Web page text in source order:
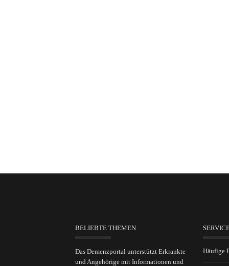
BELIEBTE THEMEN
Das Demenzportal unterstützt Erkrankte
und Angehörige mit Informationen und
Häufige